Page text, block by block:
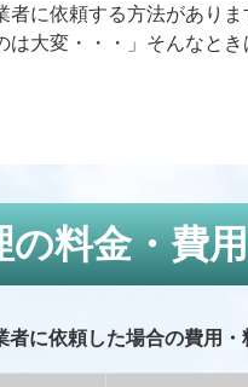
に依頼する方法がありま
は大変・・・」そんなと
の料金・費
者に依頼した場合の費用・